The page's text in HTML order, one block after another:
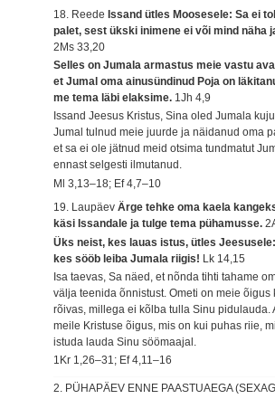
18. ReedeIssand ütles Moosesele: Sa ei
palet, sest ükski inimene ei või mind näha
2Ms 33,20
Selles on Jumala armastus meie vastu
et Jumal oma ainusündinud Poja on
me tema läbi elaksime. 1Jh 4,9
Issand Jeesus Kristus, Sina oled Jumala
Jumal tulnud meie juurde ja näidanud oma
et sa ei ole jätnud meid otsima tundmatut
ennast selgesti ilmutanud.
Ml 3,13–18; Ef 4,7–10
19. LaupäevÄrge tehke oma kaela
käsi Issandale ja tulge tema pühamusse.
Üks neist, kes lauas istus, ütles
kes sööb leiba Jumala riigis! Lk 14,15
Isa taevas, Sa näed, et nõnda tihti tahame
välja teenida õnnistust. Ometi on meie õigus
rõivas, millega ei kõlba tulla Sinu pidulauda.
meile Kristuse õigus, mis on kui puhas riie,
istuda lauda Sinu söömaajal.
1Kr 1,26–31; Ef 4,11–16
2. PÜHAPÄEV ENNE PAASTUAEGA